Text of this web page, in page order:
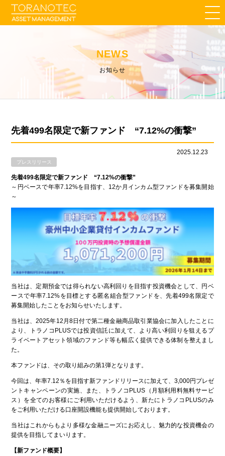
NEWS
お知らせ
先着499名限定で新ファンド “7.12%の衝撃”
2025.12.23
プレスリリース
先着499名限定で新ファンド “7.12%の衝撃”
～円ベースで年率7.12%を目指す、12か月インカム型ファンドを募集開始
～
当社は、定期預金では得られない高利回りを目指す投資機会として、円ベ
ースで年率7.12%を目標とする匿名組合型ファンドを、先着499名限定で
募集開始したことをお知らせいたします。
当社は、2025年12月8日付で第二種金融商品取引業協会に加入したことに
より、トラノコPLUSでは投資信託に加えて、より高い利回りを狙えるプ
ライベートアセット領域のファンド等も幅広く提供できる体制を整えまし
た。
本ファンドは、その取り組みの第1弾となります。
今回は、年率7.12％を目指す新ファンドリリースに加えて、3,000円プレゼ
ントキャンペーンの実施、また、トラノコPLUS（月額利用料無料サービ
ス）を全てのお客様にご利用いただけるよう、新たにトラノコPLUSのみ
をご利用いただける口座開設機能も提供開始しております。
当社はこれからもより多様な金融ニーズにお応えし、魅力的な投資機会の
提供を目指してまいります。
【新ファンド概要】